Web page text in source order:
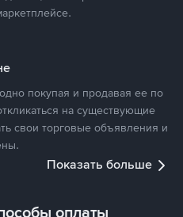
покупая и продавая ее по
на существующие
свои торговые объявления и
Показать больше
оплаты